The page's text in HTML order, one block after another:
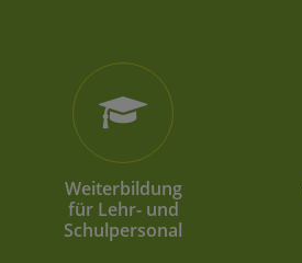
Weiterbildung
für Lehr- und
Schulpersonal